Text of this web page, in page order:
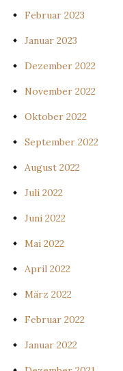
Februar 2023
Januar 2023
Dezember 2022
November 2022
Oktober 2022
September 2022
August 2022
Juli 2022
Juni 2022
Mai 2022
April 2022
März 2022
Februar 2022
Januar 2022